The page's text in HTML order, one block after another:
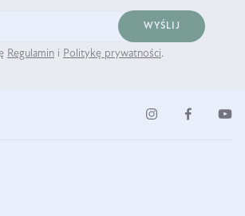
WYŚLIJ
Regulamin i Politykę prywatności.